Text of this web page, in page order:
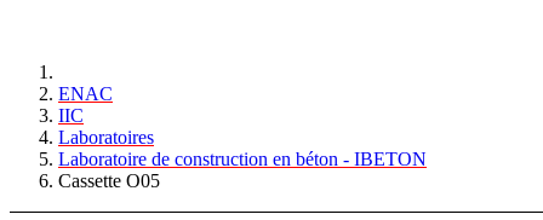
ENAC
IIC
Laboratoires
Laboratoire de construction en béton - IBETON
Cassette O05